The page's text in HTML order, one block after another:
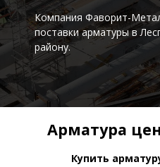
Компания Фаворит-
поставкиарматуры в
району.
Арматура
Купить